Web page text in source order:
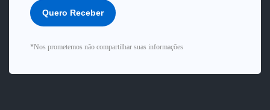
Quero Receber
*Nos prometemos não compartilhar suas informações